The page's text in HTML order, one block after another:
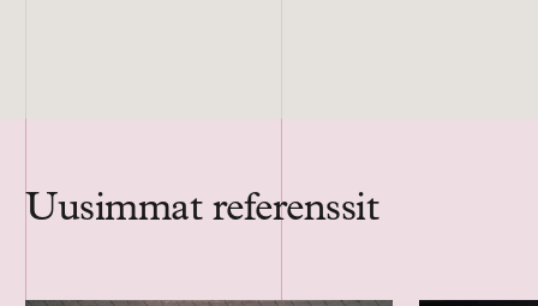
Uusimmat referenssit